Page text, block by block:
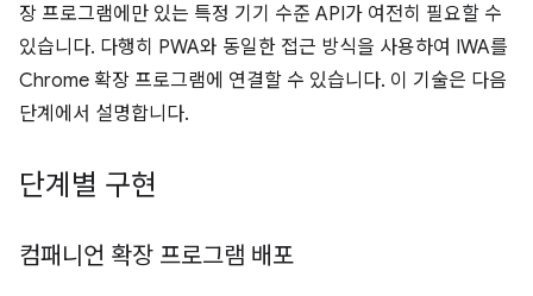
장 프로그램에만 있는 특정 기기 수준 API가 여전히 필요할 수
있습니다. 다행히 PWA와 동일한 접근 방식을 사용하여 IWA를
Chrome 확장 프로그램에 연결할 수 있습니다. 이 기술은 다음
단계에서 설명합니다.
단계별 구현
컴패니언 확장 프로그램 배포